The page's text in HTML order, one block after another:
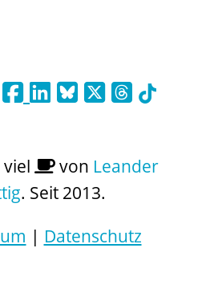
von Leander
. Seit 2013.
| Datenschutz